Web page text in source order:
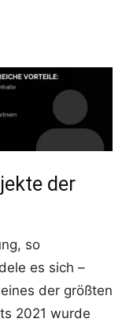
der
so
es sich –
der größten
2021 wurde